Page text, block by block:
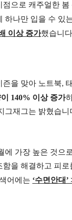
점으로 캐주얼한 봄
하나만 입을 수 있
이상 증가했습니
을 맞아 노트북,
이 140% 이상 증가
그재그는 밝혔습니
에 가장 높은 것으
을 해결하고 피
어에는 ‘수면안대’